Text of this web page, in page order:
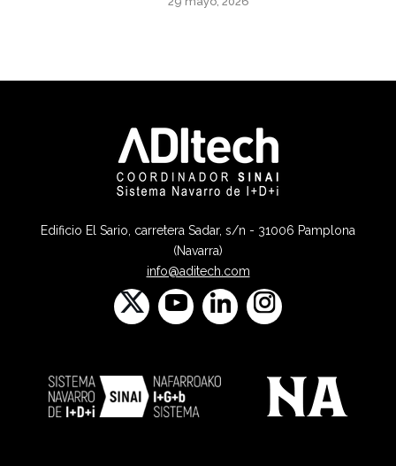
Edificio El Sario, carretera Sadar, s/n - 31006 Pamplona
(Navarra)
info@aditech.com